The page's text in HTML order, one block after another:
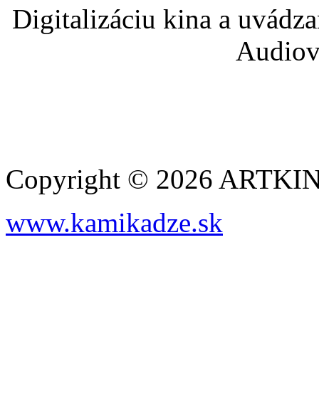
Digitalizáciu kina a
Copyright © 2026
www.kamikadze.sk